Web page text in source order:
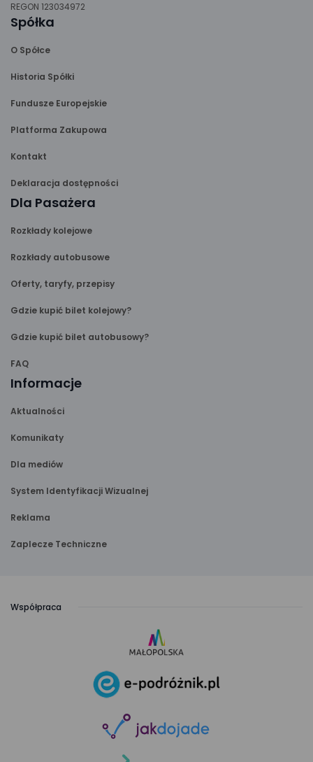
REGON 123034972
Spółka
O Spółce
Historia Spółki
Fundusze Europejskie
Platforma Zakupowa
Kontakt
Deklaracja dostępności
Dla Pasażera
Rozkłady kolejowe
Rozkłady autobusowe
Oferty, taryfy, przepisy
Gdzie kupić bilet kolejowy?
Gdzie kupić bilet autobusowy?
FAQ
Informacje
Aktualności
Komunikaty
Dla mediów
System Identyfikacji Wizualnej
Reklama
Zaplecze Techniczne
Współpraca
w nowejlink
otwiera